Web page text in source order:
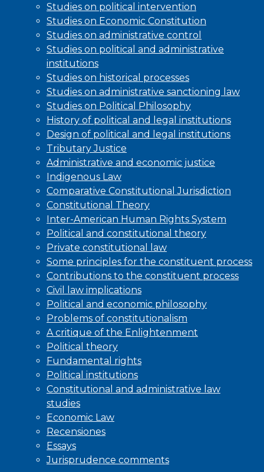
Studies on political intervention
Studies on Economic Constitution
Studies on administrative control
Studies on political and administrative
institutions
Studies on historical processes
Studies on administrative sanctioning law
Studies on Political Philosophy
History of political and legal institutions
Design of political and legal institutions
Tributary Justice
Administrative and economic justice
Indigenous Law
Comparative Constitutional Jurisdiction
Constitutional Theory
Inter-American Human Rights System
Political and constitutional theory
Private constitutional law
Some principles for the constituent process
Contributions to the constituent process
Civil law implications
Political and economic philosophy
Problems of constitutionalism
A critique of the Enlightenment
Political theory
Fundamental rights
Political institutions
Constitutional and administrative law
studies
Economic Law
Recensiones
Essays
Jurisprudence comments